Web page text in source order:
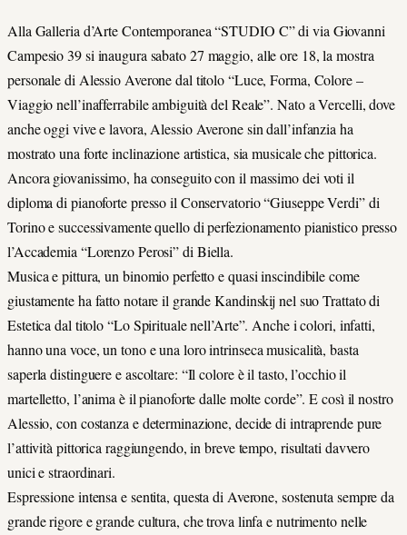
Alla Galleria d’Arte Contemporanea “STUDIO C” di via Giovanni
Campesio 39 si inaugura sabato 27 maggio, alle ore 18, la mostra
personale di Alessio Averone dal titolo “Luce, Forma, Colore –
Viaggio nell’inafferrabile ambiguità del Reale”. Nato a Vercelli, dove
anche oggi vive e lavora, Alessio Averone sin dall’infanzia ha
mostrato una forte inclinazione artistica, sia musicale che pittorica.
Ancora giovanissimo, ha conseguito con il massimo dei voti il
diploma di pianoforte presso il Conservatorio “Giuseppe Verdi” di
Torino e successivamente quello di perfezionamento pianistico presso
l’Accademia “Lorenzo Perosi” di Biella.
Musica e pittura, un binomio perfetto e quasi inscindibile come
giustamente ha fatto notare il grande Kandinskij nel suo Trattato di
Estetica dal titolo “Lo Spirituale nell’Arte”. Anche i colori, infatti,
hanno una voce, un tono e una loro intrinseca musicalità, basta
saperla distinguere e ascoltare: “Il colore è il tasto, l’occhio il
martelletto, l’anima è il pianoforte dalle molte corde”. E così il nostro
Alessio, con costanza e determinazione, decide di intraprende pure
l’attività pittorica raggiungendo, in breve tempo, risultati davvero
unici e straordinari.
Espressione intensa e sentita, questa di Averone, sostenuta sempre da
grande rigore e grande cultura, che trova linfa e nutrimento nelle